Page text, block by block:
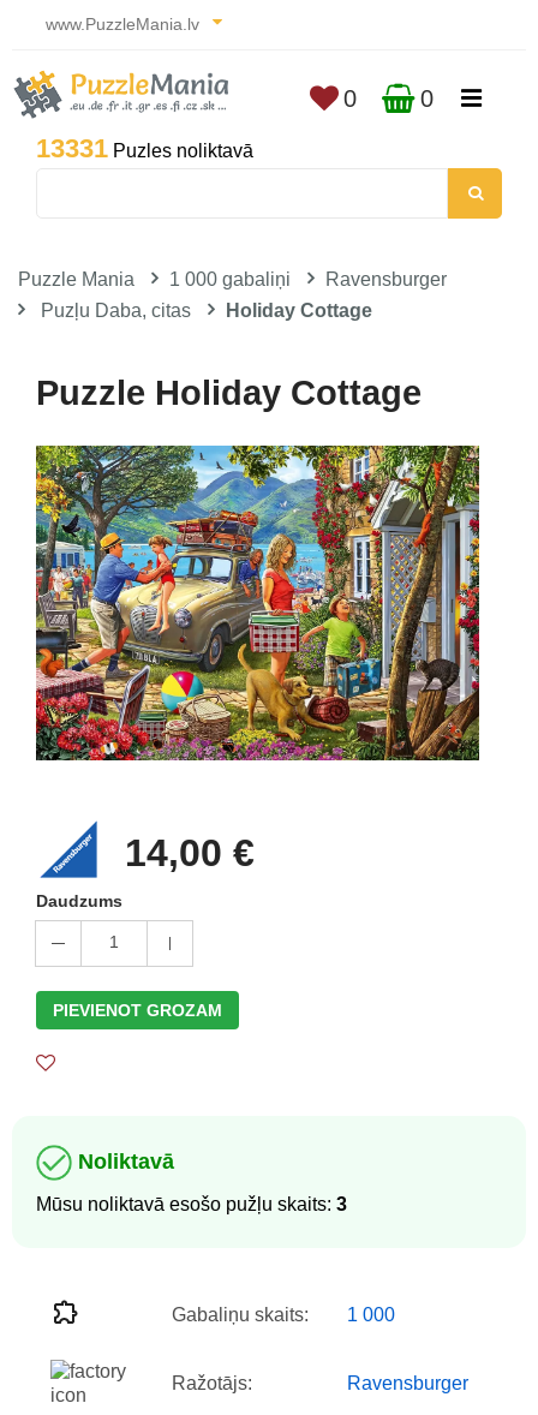
www.PuzzleMania.lv
13331 Puzles noliktavā
0 0
Puzzle Mania 1 000 gabaliņi
Ravensburger
Puzļu Daba, citas
Holiday Cottage
Puzzle Holiday Cottage
14,00 €
Daudzums
1
PIEVIENOT GROZAM
Noliktavā
Mūsu noliktavā esošo pužļu skaits: 3
Gabaliņu skaits: 1 000
Ražotājs: Ravensburger